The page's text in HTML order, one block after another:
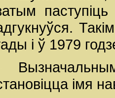
і ў 1979
імя